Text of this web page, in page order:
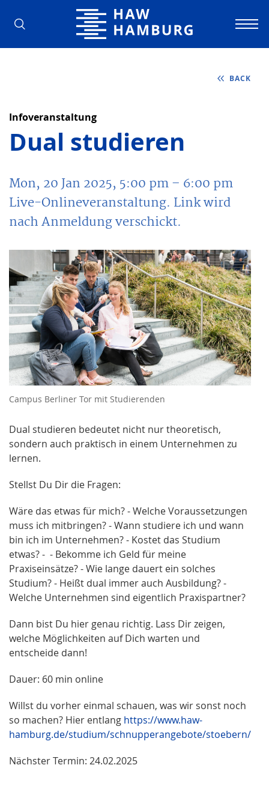
Hamburg University of Applied
BACK
Infoveranstaltung
Dual studieren
Mon, 20 Jan 2025, 5:00 pm– 6:00 pm
Live-Onlineveranstaltung. Link wird
nach Anmeldung verschickt.
Campus Berliner Tor mit Studierenden
Dual studieren bedeutet nicht nur theoretisch,
sondern auch praktisch in einem Unternehmen zu
lernen.
Stellst Du Dir die Fragen:
Wäre das etwas für mich? - Welche Voraussetzungen
muss ich mitbringen? - Wann studiere ich und wann
bin ich im Unternehmen? - Kostet das Studium
etwas? - - Bekomme ich Geld für meine
Praxiseinsätze? - Wie lange dauert ein solches
Studium? - Heißt dual immer auch Ausbildung? -
Welche Unternehmen sind eigentlich Praxispartner?
Dann bist Du hier genau richtig. Lass Dir zeigen,
welche Möglichkeiten auf Dich warten und
entscheide dann!
Dauer: 60 min online
Willst du vorher einmal schauen, was wir sonst noch
so machen? Hier entlang https://www.haw-
hamburg.de/studium/schnupperangebote/stoebern/
Nächster Termin: 24.02.2025